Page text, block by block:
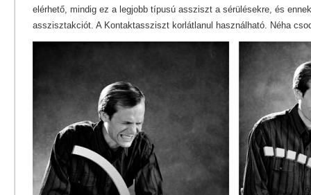
elérhető, mindig ez a legjobb típusú assziszt a sérülésekre, és
asszisztakciót. A Kontaktassziszt korlátlanul használható. Néha